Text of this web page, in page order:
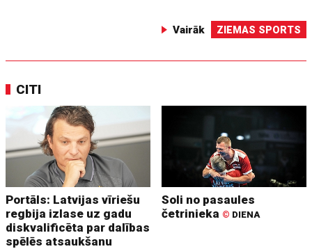
Vairāk ZIEMAS SPORTS
CITI
Portāls: Latvijas vīriešu
regbija izlase uz gadu
diskvalificēta par dalības
spēlēs atsaukšanu
Soli no pasaules
četrinieka © DIENA